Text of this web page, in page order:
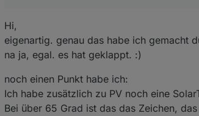
Automatische, manuelle und
Solarsteuerung (Kollektor ↔
Hi,
eigenartig. genau das habe ich gemacht
na ja, egal. es hat geklappt. :)
noch einen Punkt habe ich:
Ich habe zusätzlich zu PV noch eine
Bei über 65 Grad ist das das Zeichen,